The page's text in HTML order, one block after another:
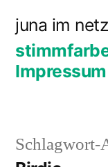
Inhalt
springen
juna im netz
Impressum
Schlagwort-